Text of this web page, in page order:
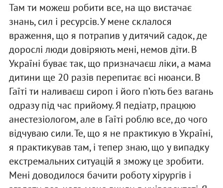
Там ти можеш робити все, на що вистачає
знань, сил і ресурсів. У мене склалося
враження, що я потрапив у дитячий садок, де
дорослі люди довіряють мені, немов діти. В
Україні буває так, що призначаєш ліки, а мама
дитини ще 20 разів перепитає всі нюанси. В
Гаїті ти наливаєш сироп і його п’ють без вагань
одразу під час прийому. Я педіатр, працюю
анестезіологом, але в Гаїті роблю все, до чого
відчуваю сили. Те, що я не практикую в Україні,
я практикував там, і тепер знаю, що у випадку
екстремальних ситуацій я зможу це зробити.
Мені доводилося бачити роботу хірургів і